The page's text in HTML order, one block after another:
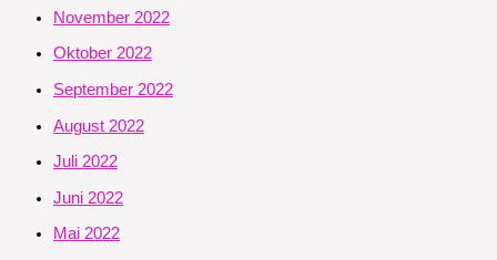
November 2022
Oktober 2022
September 2022
August 2022
Juli 2022
Juni 2022
Mai 2022